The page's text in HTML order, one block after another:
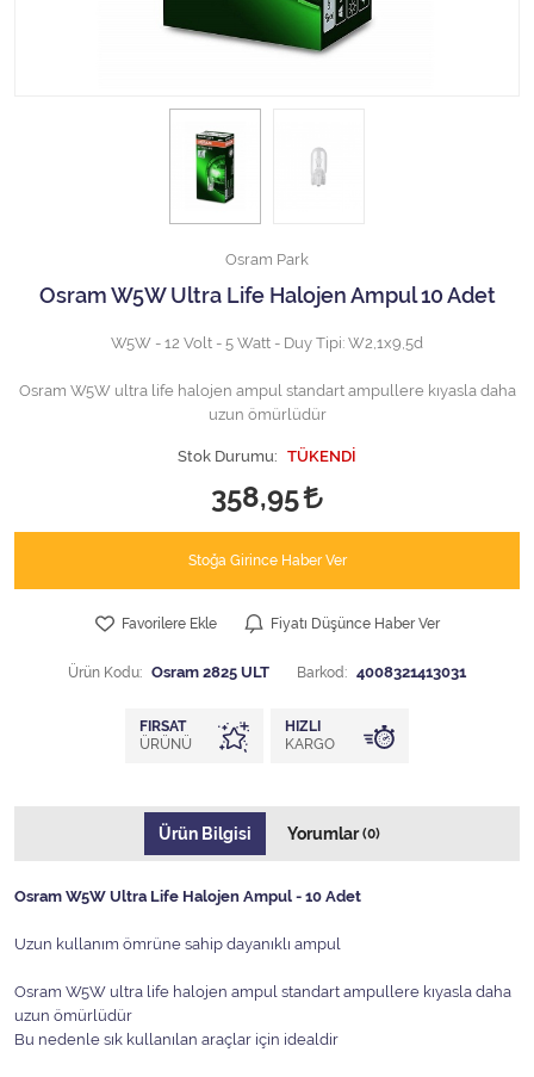
Kamyon Halojen Far Ampulü
Kamyon Gösterge Ampulü
Osram Park
Osram W5W Ultra Life Halojen Ampul 10 Adet
W5W - 12 Volt - 5 Watt - Duy Tipi: W2,1x9,5d
Osram W5W ultra life halojen ampul standart ampullere kıyasla daha
uzun ömürlüdür
Stok Durumu: TÜKENDİ
358,95
Stoğa Girince Haber Ver
Favorilere Ekle Fiyatı Düşünce Haber Ver
Ürün Kodu: Osram 2825 ULT Barkod: 4008321413031
FIRSAT
ÜRÜNÜ
HIZLI
KARGO
Ürün Bilgisi Yorumlar(0)
Osram W5W Ultra Life Halojen Ampul - 10 Adet
Uzun kullanım ömrüne sahip dayanıklı ampul
Osram W5W ultra life halojen ampul standart ampullere kıyasla daha
uzun ömürlüdür
Bu nedenle sık kullanılan araçlar için idealdir